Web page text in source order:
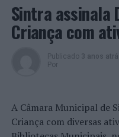
Sintra assinala
Criança com
Publicado 3 anos
Por
A Câmara Municipal de
Criança com diversas